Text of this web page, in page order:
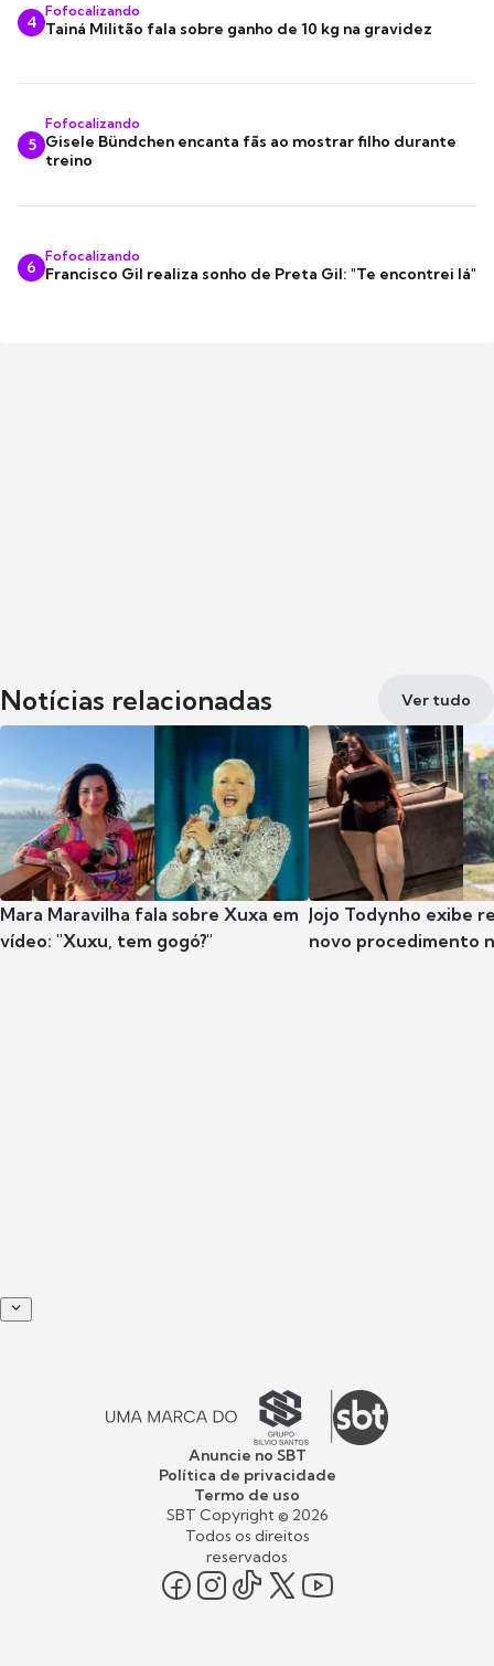
4
Fofocalizando
Tainá Militão fala sobre ganho de 10 kg na gravidez
5
Fofocalizando
Gisele Bündchen encanta fãs ao mostrar filho durante
treino
6
Fofocalizando
Francisco Gil realiza sonho de Preta Gil: "Te encontrei lá"
Notícias relacionadas Ver tudo
Mara Maravilha fala sobre Xuxa em
vídeo: "Xuxu, tem gogó?"
Jojo Todynho exibe
novo procedimento
Anuncie no SBT
Política de privacidade
Termo de uso
SBT Copyright © 2026
Todos os direitos
reservados